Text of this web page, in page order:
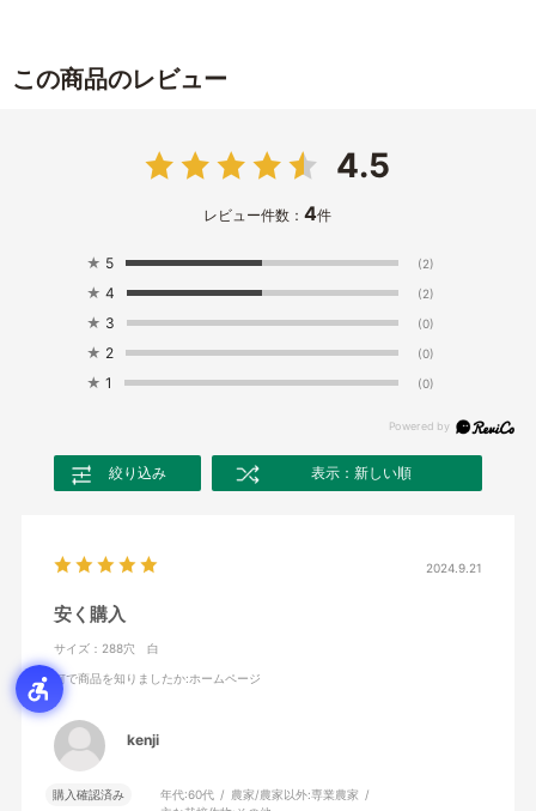
この商品のレビュー
4.5
レビュー件数：4件
★ 5 (2)
★ 4 (2)
★ 3 (0)
★ 2 (0)
★ 1 (0)
絞り込み 表示：新しい順
2024.9.21
安く購入
サイズ：288穴 白
何で商品を知りましたか:ホームページ
kenji
購入確認済み 年代:60代 農家/農家以外:専業農家